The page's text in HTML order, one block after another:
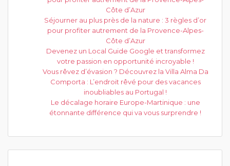
Côte d’Azur
Séjourner au plus près de la nature : 3 règles d’or
pour profiter autrement de la Provence-Alpes-
Côte d’Azur
Devenez un Local Guide Google et transformez
votre passion en opportunité incroyable !
Vous rêvez d’évasion ? Découvrez la Villa Alma Da
Comporta : L’endroit rêvé pour des vacances
inoubliables au Portugal !
Le décalage horaire Europe-Martinique : une
étonnante différence qui va vous surprendre !